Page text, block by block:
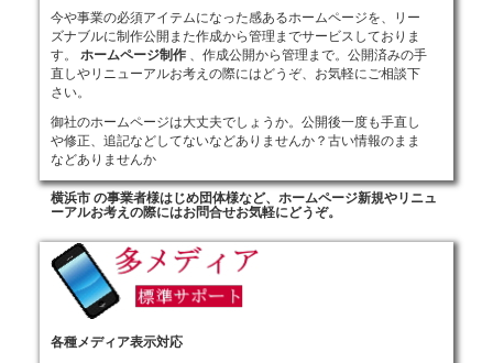
今や事業の必須アイテムになった感あるホームページを、リー
ズナブルに制作公開また作成から管理までサービスしておりま
す。ホームページ制作 、作成公開から管理まで。公開済みの手
直しやリニューアルお考えの際にはどうぞ、お気軽にご相談下
さい。
御社のホームページは大丈夫でしょうか。公開後一度も手直し
や修正、追記などしてないなどありませんか？古い情報のまま
などありませんか
横浜市の事業者様はじめ団体様など、ホームページ新規やリニュ
ーアルお考えの際にはお問合せお気軽にどうぞ。
各種メディア表示対応